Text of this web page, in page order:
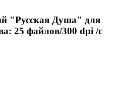
"Русская Душа" для
25 файлов/300 dpi /с